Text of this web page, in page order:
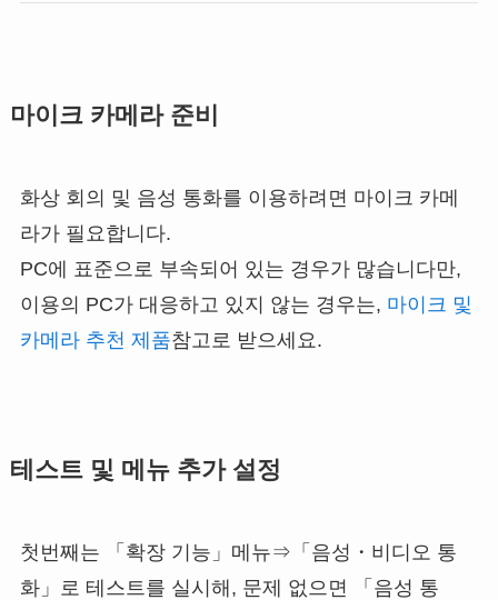
마이크 카메라 준비
화상 회의 및 음성 통화를 이용하려면 마이크 카메
라가 필요합니다.
PC에 표준으로 부속되어 있는 경우가 많습니다만,
이용의 PC가 대응하고 있지 않는 경우는, 마이크 및
카메라 추천 제품참고로 받으세요.
테스트 및 메뉴 추가 설정
첫번째는 「확장 기능」메뉴⇒「음성・비디오 통
화」로 테스트를 실시해, 문제 없으면 「음성 통